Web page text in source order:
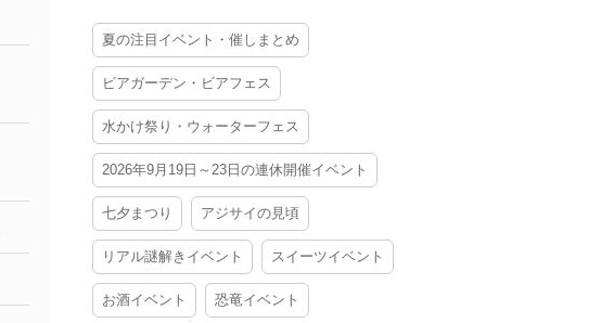
夏の注目イベント・催しまとめ
ビアガーデン・ビアフェス
水かけ祭り・ウォーターフェス
2026年9月19日～23日の連休開催イベント
七夕まつり アジサイの見頃
リアル謎解きイベント スイーツイベント
お酒イベント 恐竜イベント